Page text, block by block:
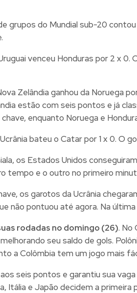
grupos do Mundial sub-20
venceu Honduras por 2 x
Zelândia ganhou da Noruega
estão com seis pontos e já
enquanto Noruega e
bateu o Catar por 1 x 0. O
os Estados Unidos
tempo e o outro no primeiro
os garotos da Ucrânia
não pontuou até agora. Na
rodadas no domingo (26). No
seu saldo de gols.
a Colômbia tem um jogo mais
seis pontos e garantiu sua
Itália e Japão decidem a